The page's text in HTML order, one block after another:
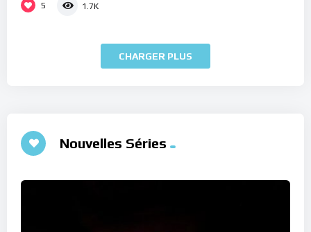
5 1.7K
CHARGER PLUS
Nouvelles Séries